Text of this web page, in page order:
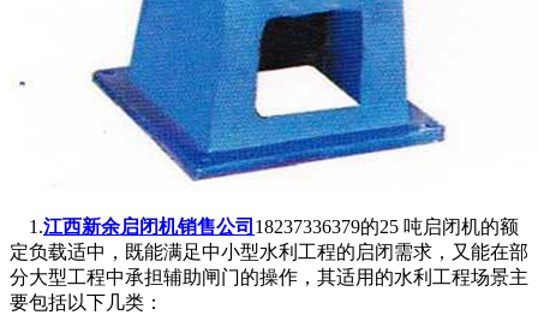
1.江西新余启闭机销售公司 18237336379的25 吨启闭机的额
定负载适中，既能满足中小型水利工程的启闭需求，又能在部
分大型工程中承担辅助闸门的操作，其适用的水利工程场景主
要包括以下几类：